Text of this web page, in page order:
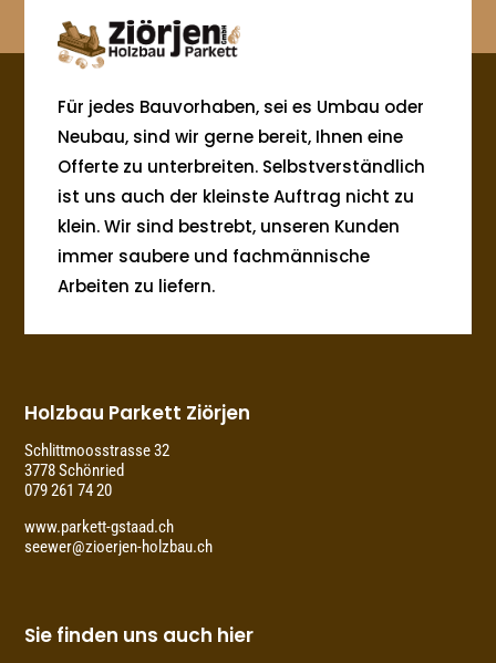
Für jedes Bauvorhaben, sei es Umbau oder
Neubau, sind wir gerne bereit, Ihnen eine
Offerte zu unterbreiten. Selbstverständlich
ist uns auch der kleinste Auftrag nicht zu
klein. Wir sind bestrebt, unseren Kunden
immer saubere und fachmännische
Arbeiten zu liefern.
Holzbau Parkett Ziörjen
Schlittmoosstrasse 32
3778 Schönried
079 261 74 20
www.parkett-gstaad.ch
seewer@zioerjen-holzbau.ch
Sie finden uns auch hier